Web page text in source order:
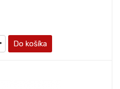
Do košíka